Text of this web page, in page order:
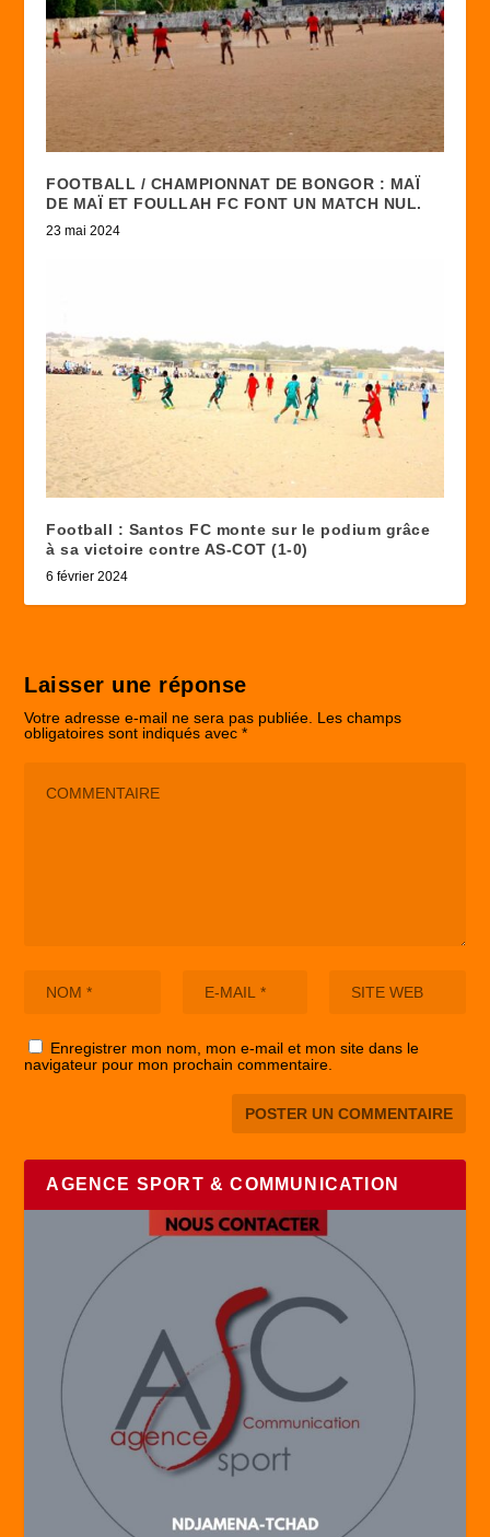
FOOTBALL / CHAMPIONNAT DE BONGOR : MAÏ
DE MAÏ ET FOULLAH FC FONT UN MATCH NUL.
23 mai 2024
Football : Santos FC monte sur le podium grâce
à sa victoire contre AS-COT (1-0)
6 février 2024
Laisser une réponse
Votre adresse e-mail ne sera pas publiée. Les champs
obligatoires sont indiqués avec*
Enregistrer mon nom, mon e-mail et mon site dans le
navigateur pour mon prochain commentaire.
AGENCE SPORT & COMMUNICATION